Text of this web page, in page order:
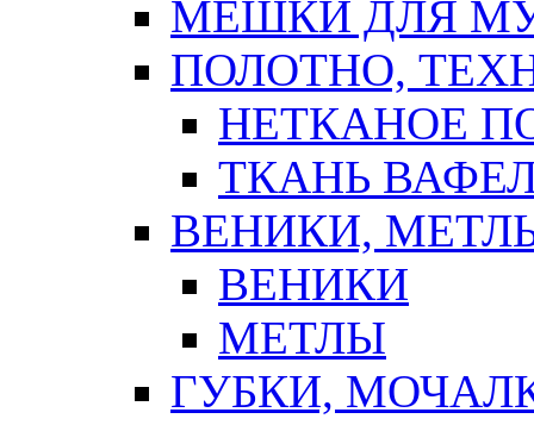
МЕШКИ ДЛЯ
ПОЛОТНО,
НЕТКАНОЕ
ТКАНЬ
ВЕНИКИ,
ВЕНИКИ
МЕТЛЫ
ГУБКИ,